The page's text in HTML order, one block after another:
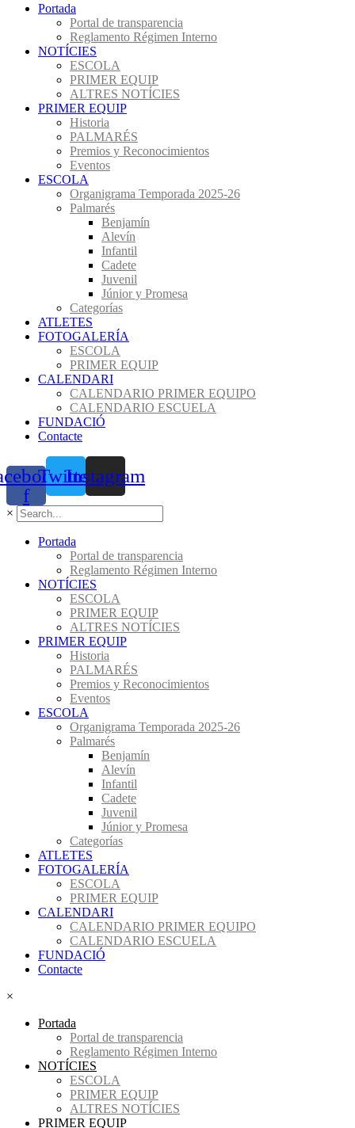
Portada
Portal de transparencia
Reglamento Régimen Interno
NOTÍCIES
ESCOLA
PRIMER EQUIP
ALTRES NOTÍCIES
PRIMER EQUIP
Historia
PALMARÉS
Premios y Reconocimientos
Eventos
ESCOLA
Organigrama Temporada 2025-26
Palmarés
Benjamín
Alevín
Infantil
Cadete
Juvenil
Júnior y Promesa
Categorías
ATLETES
FOTOGALERÍA
ESCOLA
PRIMER EQUIP
CALENDARI
CALENDARIO PRIMER EQUIPO
CALENDARIO ESCUELA
FUNDACIÓ
Contacte
f
TwitterInstagram
×
Portada
Portal de transparencia
Reglamento Régimen Interno
NOTÍCIES
ESCOLA
PRIMER EQUIP
ALTRES NOTÍCIES
PRIMER EQUIP
Historia
PALMARÉS
Premios y Reconocimientos
Eventos
ESCOLA
Organigrama Temporada 2025-26
Palmarés
Benjamín
Alevín
Infantil
Cadete
Juvenil
Júnior y Promesa
Categorías
ATLETES
FOTOGALERÍA
ESCOLA
PRIMER EQUIP
CALENDARI
CALENDARIO PRIMER EQUIPO
CALENDARIO ESCUELA
FUNDACIÓ
Contacte
×
Portada
Portal de transparencia
Reglamento Régimen Interno
NOTÍCIES
ESCOLA
PRIMER EQUIP
ALTRES NOTÍCIES
PRIMER EQUIP